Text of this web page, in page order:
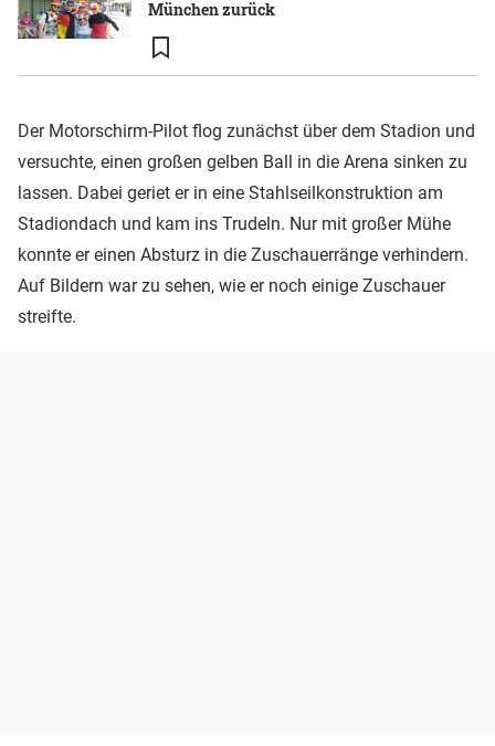
München zurück
Der Motorschirm-Pilot flog zunächst über dem Stadion und
versuchte, einen großen gelben Ball in die Arena sinken zu
lassen. Dabei geriet er in eine Stahlseilkonstruktion am
Stadiondach und kam ins Trudeln. Nur mit großer Mühe
konnte er einen Absturz in die Zuschauerränge verhindern.
Auf Bildern war zu sehen, wie er noch einige Zuschauer
streifte.